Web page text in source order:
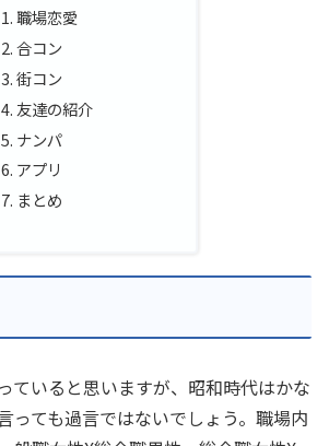
職場恋愛
合コン
街コン
友達の紹介
ナンパ
アプリ
まとめ
ていると思いますが、昭和時代はかな
っても過言ではないでしょう。職場内